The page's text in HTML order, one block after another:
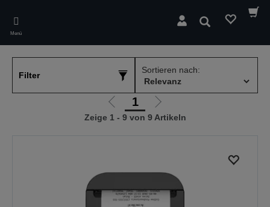
main
content
Menü
Suchen
Filter
Sortieren nach:
Zur
vorherigen
1
Zur
nächsten
Zeige 1 - 9 von 9 Artikeln